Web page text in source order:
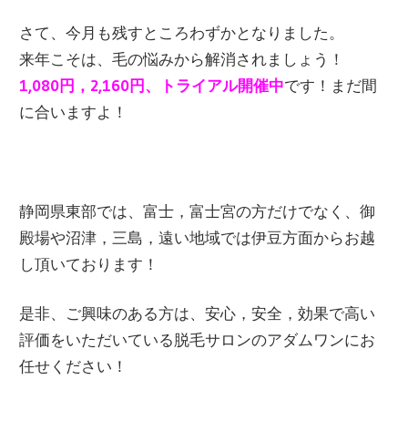
さて、今月も残すところわずかとなりました。
来年こそは、毛の悩みから解消されましょう！
1,080円，2,160円、トライアル開催中です！まだ間
に合いますよ！
静岡県東部では、富士，富士宮の方だけでなく、御
殿場や沼津，三島，遠い地域では伊豆方面からお越
し頂いております！
是非、ご興味のある方は、安心，安全，効果で高い
評価をいただいている脱毛サロンのアダムワンにお
任せください！